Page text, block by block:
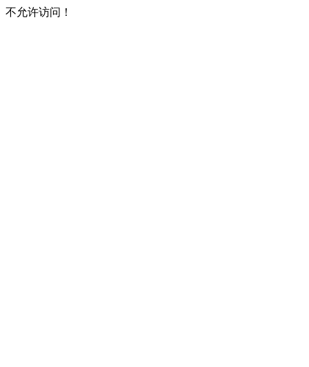
不允许访问！